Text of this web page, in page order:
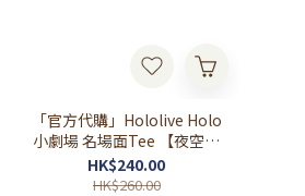
「官方代購」Hololive Holo
小劇場 名場面Tee 【夜空メ
ル】 (定期訂購)
HK$240.00
HK$260.00